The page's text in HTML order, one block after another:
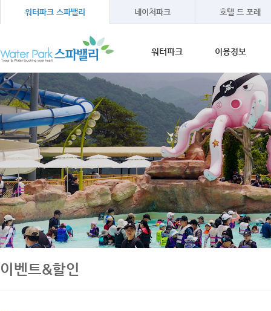
워터파크 스파밸리 네이처파크 호텔 드 포레
워터파크
오시는길
이용정보
이용안내
이용방법
이용시간
이용요금
단체프로그램
이벤트&할인